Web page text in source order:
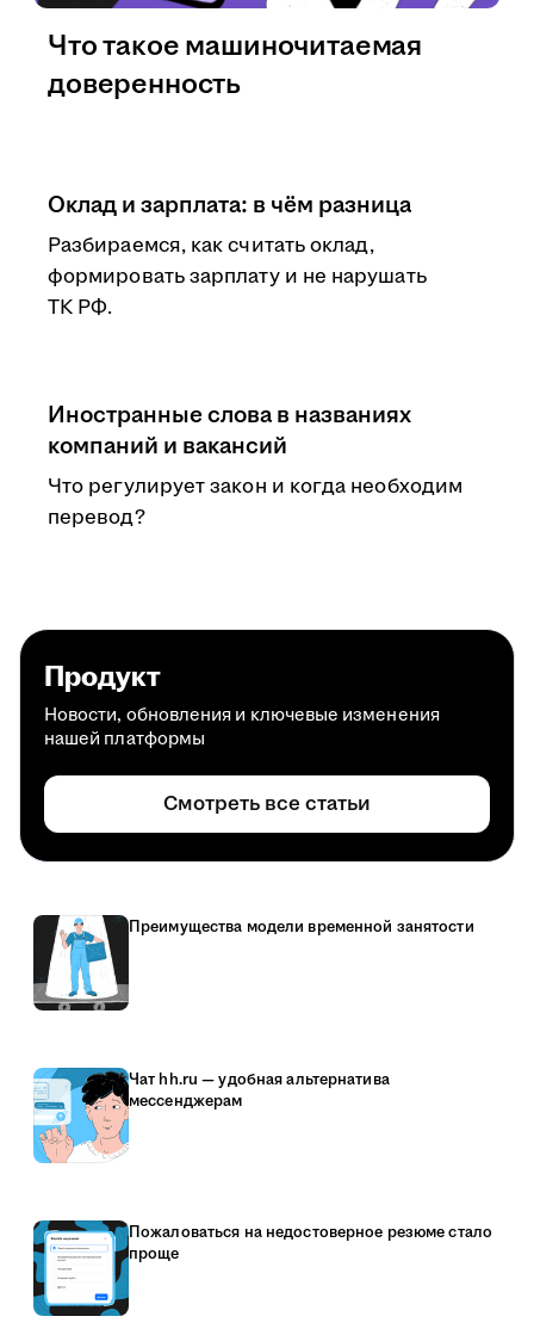
Оклад и зарплата: в чём разница
Разбираемся, как считать оклад,
формировать зарплату и не нарушать
ТК РФ.
Иностранные слова в названиях
компаний и вакансий
Что регулирует закон и когда необходим
перевод?
Что такое машиночитаемая
доверенность
Продукт
Новости, обновления и ключевые изменения
нашей платформы
Смотреть все статьи
Преимущества модели временной занятости
Чат hh.ru — удобная альтернатива
мессенджерам
Пожаловаться на недостоверное резюме стало
проще